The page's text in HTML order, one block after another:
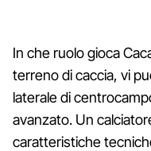
In che ruolo gioca
terreno di caccia, vi
laterale di
avanzato. Un
caratteristiche